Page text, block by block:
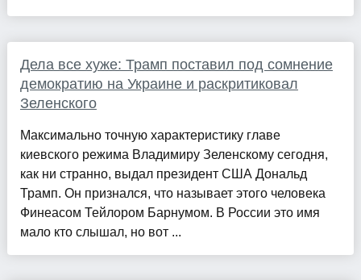
Дела все хуже: Трамп поставил под сомнение
демократию на Украине и раскритиковал
Зеленского
Максимально точную характеристику главе
киевского режима Владимиру Зеленскому сегодня,
как ни странно, выдал президент США Дональд
Трамп. Он признался, что называет этого человека
Финеасом Тейлором Барнумом. В России это имя
мало кто слышал, но вот ...